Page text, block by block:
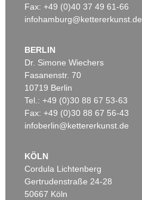
Fax: +49 (0)40 37 49 61-66
infohamburg@kettererkunst.de
BERLIN
Dr. Simone Wiechers
Fasanenstr. 70
10719 Berlin
Tel.: +49 (0)30 88 67 53-63
Fax: +49 (0)30 88 67 56-43
infoberlin@kettererkunst.de
KÖLN
Cordula Lichtenberg
Gertrudenstraße 24-28
50667 Köln